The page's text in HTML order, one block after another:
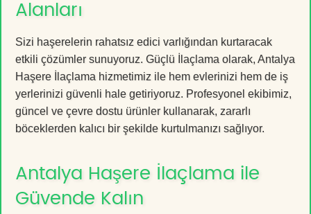
Alanları
Sizi haşerelerin rahatsız edici varlığından kurtaracak
etkili çözümler sunuyoruz. Güçlü İlaçlama olarak, Antalya
Haşere İlaçlama hizmetimiz ile hem evlerinizi hem de iş
yerlerinizi güvenli hale getiriyoruz. Profesyonel ekibimiz,
güncel ve çevre dostu ürünler kullanarak, zararlı
böceklerden kalıcı bir şekilde kurtulmanızı sağlıyor.
Antalya Haşere İlaçlama ile
Güvende Kalın